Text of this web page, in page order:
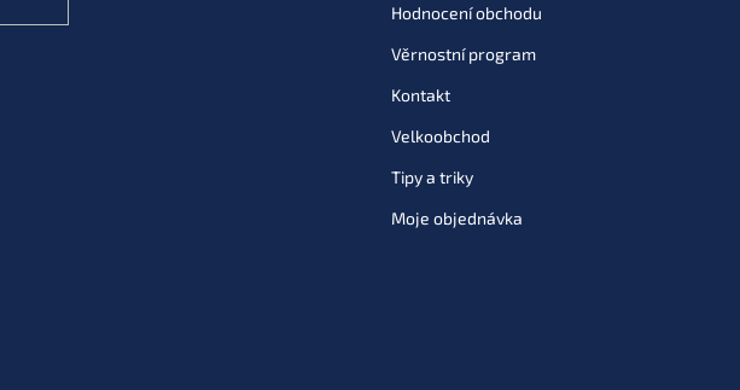
Hodnocení obchodu
Věrnostní program
Kontakt
Velkoobchod
Tipy a triky
Moje objednávka